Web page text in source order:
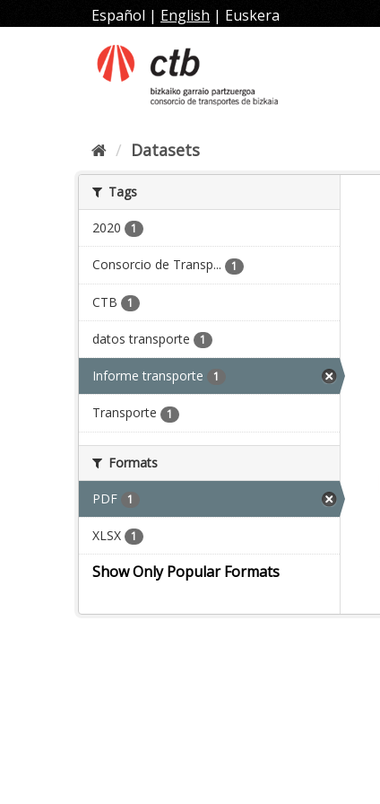
to
Español | English | Euskera
Datasets
Tags
2020 1
Consorcio de Transp... 1
CTB 1
datos transporte 1
Informe transporte 1
Transporte 1
Formats
PDF 1
XLSX 1
Show Only Popular Formats